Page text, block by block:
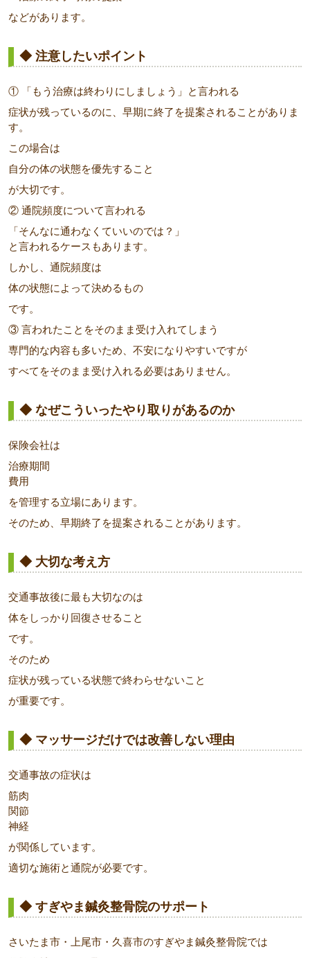
などがあります。
◆ 注意したいポイント
① 「もう治療は終わりにしましょう」と言われる
症状が残っているのに、早期に終了を提案されることがありま
す。
この場合は
自分の体の状態を優先すること
が大切です。
② 通院頻度について言われる
「そんなに通わなくていいのでは？」
と言われるケースもあります。
しかし、通院頻度は
体の状態によって決めるもの
です。
③ 言われたことをそのまま受け入れてしまう
専門的な内容も多いため、不安になりやすいですが
すべてをそのまま受け入れる必要はありません。
◆ なぜこういったやり取りがあるのか
保険会社は
治療期間
費用
を管理する立場にあります。
そのため、早期終了を提案されることがあります。
◆ 大切な考え方
交通事故後に最も大切なのは
体をしっかり回復させること
です。
そのため
症状が残っている状態で終わらせないこと
が重要です。
◆ マッサージだけでは改善しない理由
交通事故の症状は
筋肉
関節
神経
が関係しています。
適切な施術と通院が必要です。
◆ すぎやま鍼灸整骨院のサポート
さいたま市・上尾市・久喜市のすぎやま鍼灸整骨院では